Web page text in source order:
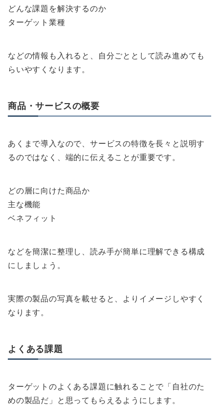
どんな課題を解決するのか
ターゲット業種
などの情報も入れると、自分ごととして読み進めても
らいやすくなります。
商品・サービスの概要
あくまで導入なので、サービスの特徴を長々と説明す
るのではなく、端的に伝えることが重要です。
どの層に向けた商品か
主な機能
ベネフィット
などを簡潔に整理し、読み手が簡単に理解できる構成
にしましょう。
実際の製品の写真を載せると、よりイメージしやすく
なります。
よくある課題
ターゲットのよくある課題に触れることで「自社のた
めの製品だ」と思ってもらえるようにします。